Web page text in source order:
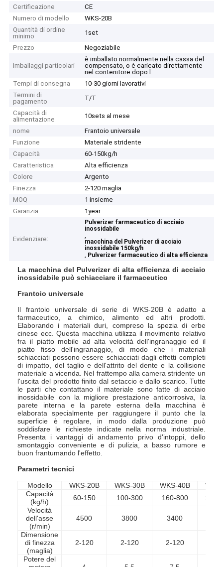
Certificazione
CE
Numero di modello
WKS-20B
Quantità di ordine
minimo
1set
Prezzo
Negoziabile
Imballaggi particolari
è imballato normalmente nella cassa del
compensato, o è caricato direttamente
nel contenitore dopo l
Tempi di consegna
10-30 giorni lavorativi
Termini di
pagamento
T/T
Capacità di
alimentazione
10sets al mese
nome
Frantoio universale
Funzione
Materiale stridente
Capacità
60-150kg/h
Caratteristica
Alta efficienza
Colore
Argento
Finezza
2-120 maglia
MOQ
1 insieme
Garanzia
1year
Evidenziare:
Pulverizer farmaceutico di acciaio
inossidabile
,
macchina del Pulverizer di acciaio
inossidabile 150kg/h
, Pulverizer farmaceutico di alta efficienza
La macchina del Pulverizer di alta efficienza di acciaio
inossidabile può schiacciare il farmaceutico
Frantoio universale
Il frantoio universale di serie di WKS-20B è adatto a
farmaceutico, a chimico, alimento ed altri prodotti.
Elaborando i materiali duri, compreso la spezia di erbe
cinese ecc. Questa macchina utilizza il movimento relativo
fra il piatto mobile ad alta velocità dell'ingranaggio ed il
piatto fisso dell'ingranaggio, di modo che i materiali
schiacciati possono essere schiacciati dagli effetti completi
di impatto, del taglio e dell'attrito del dente e la collisione
materiale a vicenda. Nel frattempo alla camera stridente un
l'uscita del prodotto finito dal setaccio e dallo scarico. Tutte
le parti che contattano il materiale sono fatte di acciaio
inossidabile con la migliore prestazione anticorrosiva, la
parete interna e la parete esterna della macchina è
elaborata specialmente per raggiungere il punto che la
superficie è regolare, in modo dalla produzione può
soddisfare le richieste indicate nella norma industriale.
Presenta i vantaggi di andamento privo d'intoppi, dello
smontaggio conveniente e di pulizia, a basso rumore e
buon frantumando l'effetto.
Parametri tecnici
Modello WKS-20B WKS-30B WKS-40B
Capacità
(kg/h)
60-150 100-300 160-800
Velocità
dell'asse
(r/min)
4500 3800 3400
Dimensione
di finezza
(maglia)
2-120 2-120 2-120
Potere del